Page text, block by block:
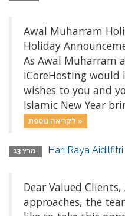
Awal Muharram
Holiday
As Awal Muharram
iCoreHosting
wishes to you and
Islamic New Year
לקריאה נוספת »
Hari Raya
Dear Valued
approaches, the